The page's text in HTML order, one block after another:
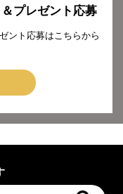
プレゼント応募
ント応募はこちらから